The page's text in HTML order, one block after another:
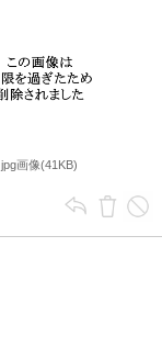
jpg画像(41KB)